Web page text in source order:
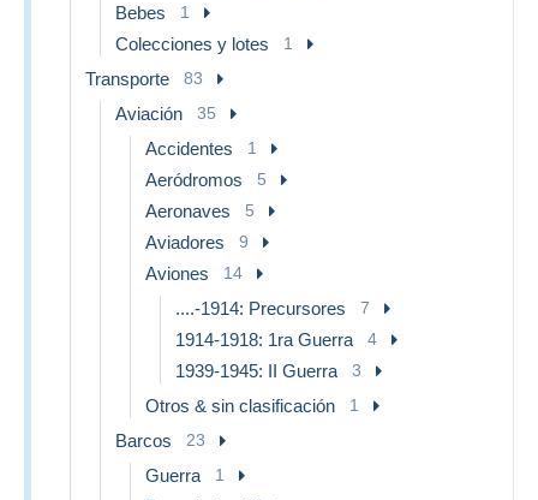
Bebes 1
Colecciones y lotes 1
Transporte 83
Aviación 35
Accidentes 1
Aeródromos 5
Aeronaves 5
Aviadores 9
Aviones 14
....-1914: Precursores 7
1914-1918: 1ra Guerra 4
1939-1945: II Guerra 3
Otros & sin clasificación 1
Barcos 23
Guerra 1